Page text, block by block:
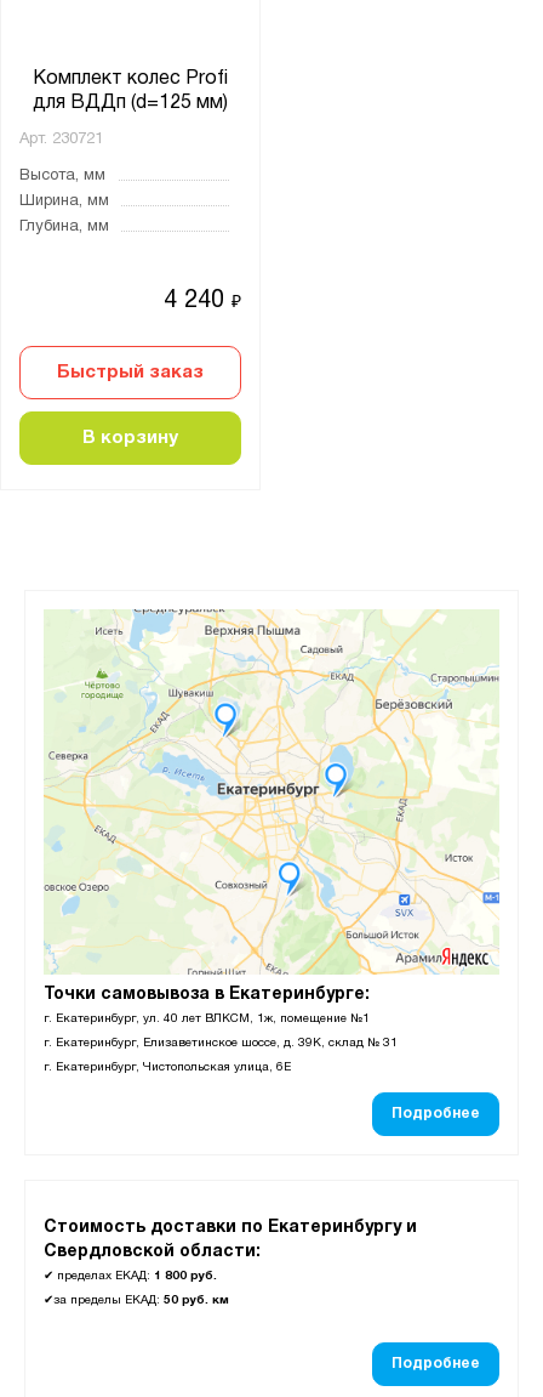
Точки самовывоза в Екатеринбурге:
г. Екатеринбург, ул. 40 лет ВЛКСМ, 1ж, помещение №1
г. Екатеринбург, Елизаветинское шоссе, д. 39К, склад № 31
г. Екатеринбург, Чистопольская улица, 6Е
Подробнее
Стоимость доставки по Екатеринбургу и
Свердловской области:
✔ пределах ЕКАД: 1 800 руб.
✔за пределы ЕКАД: 50 руб. км
Подробнее
Комплект колес Profi
для ВДДп (d=125 мм)
Арт. 230721
Высота, мм
Ширина, мм
Глубина, мм
4 240₽
Быстрый заказ
В корзину